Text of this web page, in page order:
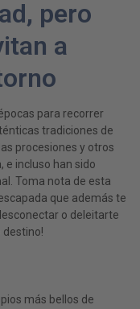
pero
a
para recorrer
tradiciones de
procesiones y otros
e incluso han sido
Toma nota de esta
que además te
o deleitarte
destino!
más bellos de